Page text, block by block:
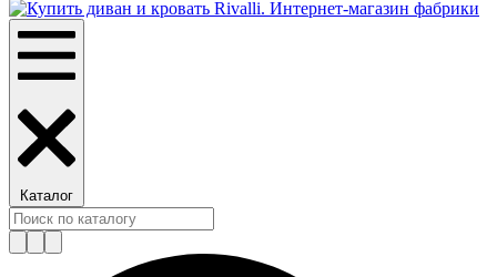
Каталог